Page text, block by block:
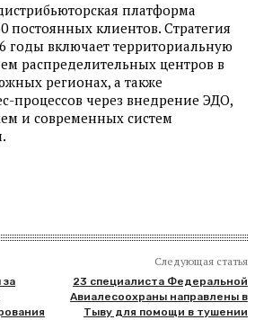
платформа
постоянных клиентов. Стратегия
годы включает территориальную
распределительных центров в
регионах, а также
процессов через внедрение ЭДО,
и современных систем
Следующая статья
23 специалиста Федеральной
Авиалесоохраны направлены в
Тыву для помощи в тушении